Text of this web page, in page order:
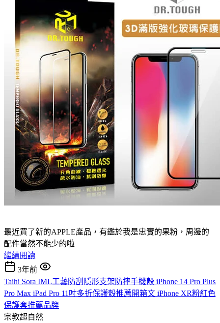
最近買了新的APPLE產品，有鑑於我是忠實的果粉，周邊的
配件當然不能少的啦
繼續閱讀
3年前
Taihi Sora IML工藝防刮隱形支架防摔手機殼 iPhone 14 Pro Plus
Pro Max iPad Pro 11吋多折保護殼推薦開箱文 iPhone XR粉紅色
保護套推薦品牌
宗教超自然